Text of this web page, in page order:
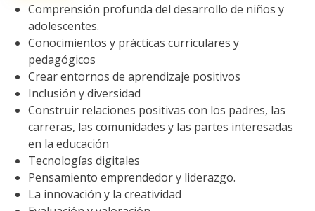
Comprensión profunda del desarrollo de niños y
adolescentes.
Conocimientos y prácticas curriculares y
pedagógicos
Crear entornos de aprendizaje positivos
Inclusión y diversidad
Construir relaciones positivas con los padres, las
carreras, las comunidades y las partes interesadas
en la educación
Tecnologías digitales
Pensamiento emprendedor y liderazgo.
La innovación y la creatividad